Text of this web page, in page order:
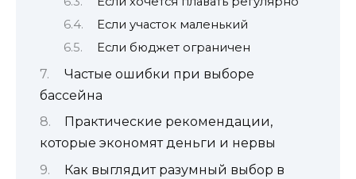
Если участок маленький
Если бюджет ограничен
Частые ошибки при выборе
бассейна
Практические рекомендации,
которые экономят деньги и нервы
Как выглядит разумный выбор в